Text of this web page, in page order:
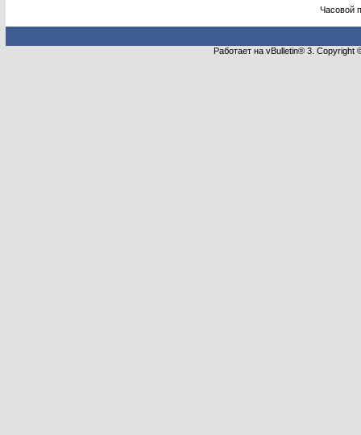
Часовой
Работает на vBulletin® 3.